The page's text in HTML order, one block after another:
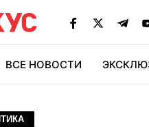
ВСЕ НОВОСТИ